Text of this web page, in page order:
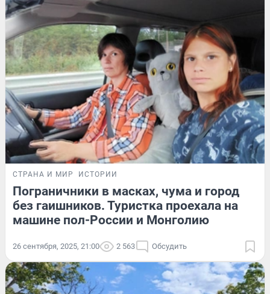
СТРАНА И МИР ИСТОРИИ
Пограничники в масках, чума и город
без гаишников. Туристка проехала на
машине пол-России и Монголию
26 сентября, 2025, 21:00 2 563 Обсудить